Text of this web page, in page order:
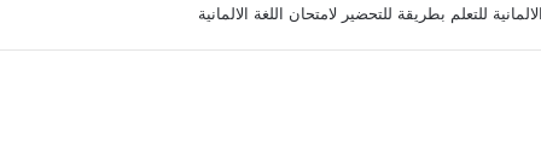
للتعلم بطريقة للتحضير لامتحان اللغة الالمانية